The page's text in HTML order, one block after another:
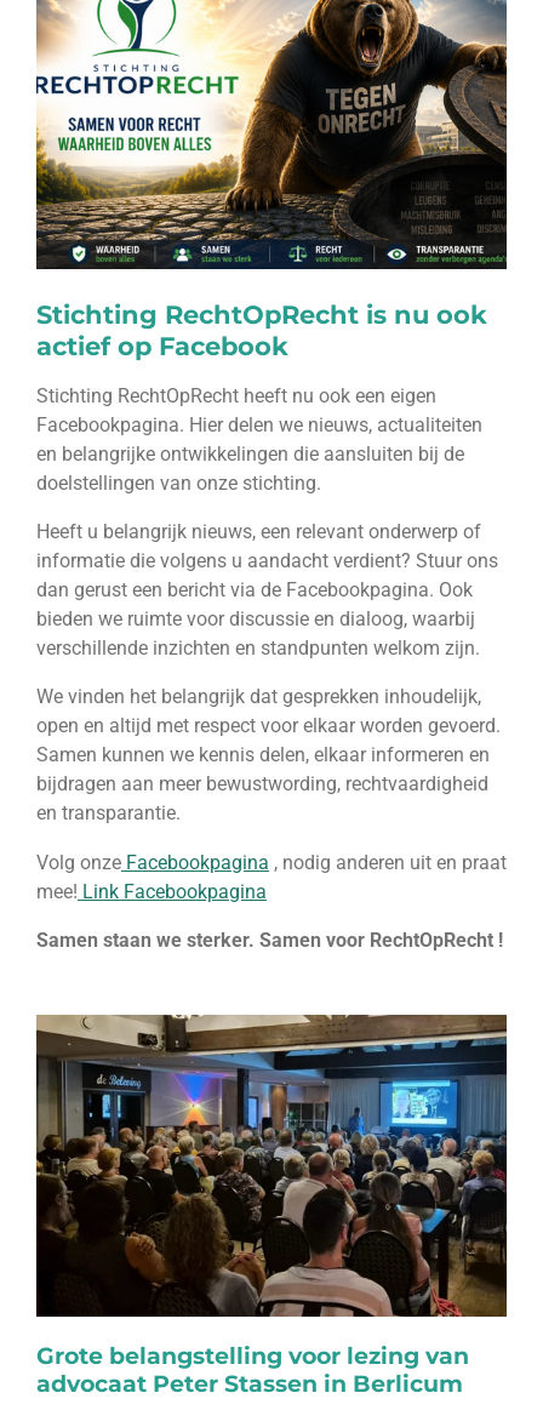
Stichting RechtOpRecht is nu ook
actief op Facebook
Stichting RechtOpRecht heeft nu ook een eigen
Facebookpagina. Hier delen we nieuws, actualiteiten
en belangrijke ontwikkelingen die aansluiten bij de
doelstellingen van onze stichting.
Heeft u belangrijk nieuws, een relevant onderwerp of
informatie die volgens u aandacht verdient? Stuur ons
dan gerust een bericht via de Facebookpagina. Ook
bieden we ruimte voor discussie en dialoog, waarbij
verschillende inzichten en standpunten welkom zijn.
We vinden het belangrijk dat gesprekken inhoudelijk,
open en altijd met respect voor elkaar worden gevoerd.
Samen kunnen we kennis delen, elkaar informeren en
bijdragen aan meer bewustwording, rechtvaardigheid
en transparantie.
Volg onze Facebookpagina , nodig anderen uit en praat
mee! Link Facebookpagina
Samen staan we sterker. Samen voor RechtOpRecht !
Grote belangstelling voor lezing van
advocaat Peter Stassen in Berlicum